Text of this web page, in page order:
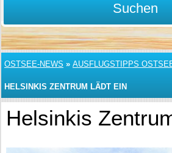
Suchen
OSTSEE-NEWS » AUSFLUGSTIPPS
HELSINKIS ZENTRUM LÄDT EIN
Helsinkis